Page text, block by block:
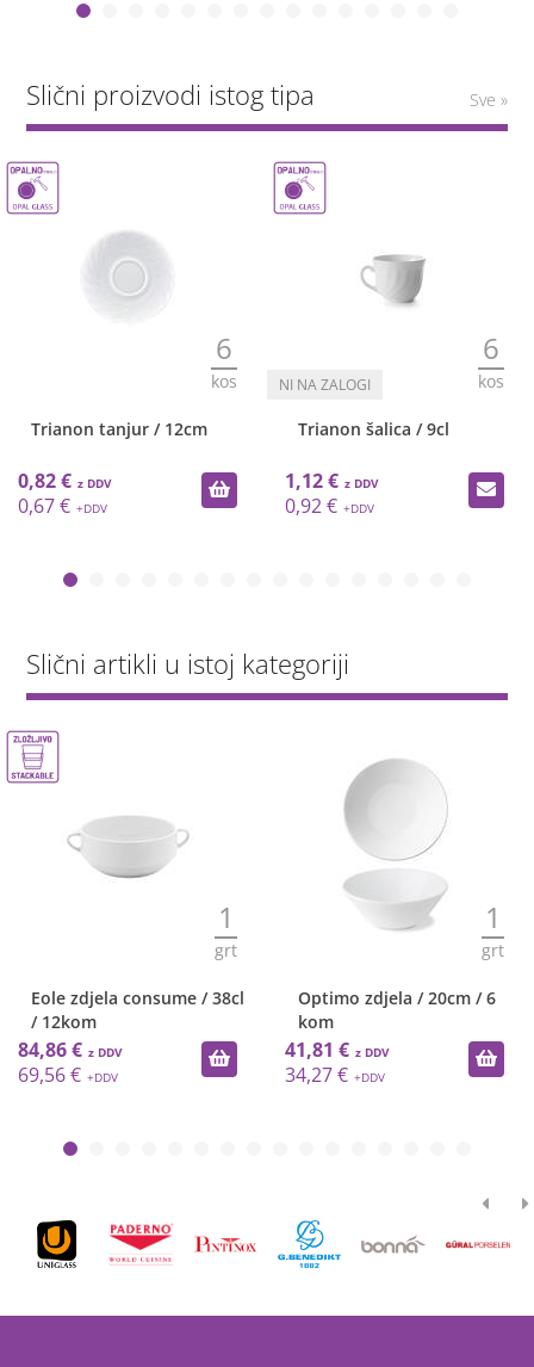
Slični proizvodi istog tipa Sve »
/ 12cm
kos
Trianon šalica / 9cl
1,12 €
0,92 €
Karizma
1,46 €
1,20 €
Slični artikli u istoj kategoriji
1
grt
Eole zdjela consume / 38cl
/ 12kom
84,86 €
69,56 €
1
grt
Optimo zdjela / 20cm / 6
kom
41,81 €
34,27 €